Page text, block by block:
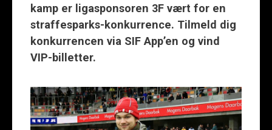
kamp er ligasponsoren 3F vært for en
straffesparks-konkurrence. Tilmeld dig
konkurrencen via SIF App’en og vind
VIP-billetter.